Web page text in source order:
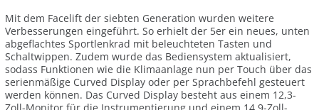
Mit dem Facelift der siebten Generation wurden weitere
Verbesserungen eingeführt. So erhielt der 5er ein neues, unten
abgeflachtes Sportlenkrad mit beleuchteten Tasten und
Schaltwippen. Zudem wurde das Bediensystem aktualisiert,
sodass Funktionen wie die Klimaanlage nun per Touch über das
serienmäßige Curved Display oder per Sprachbefehl gesteuert
werden können. Das Curved Display besteht aus einem 12,3-
Zoll-Monitor für die Instrumentierung und einem 14,9-Zoll-